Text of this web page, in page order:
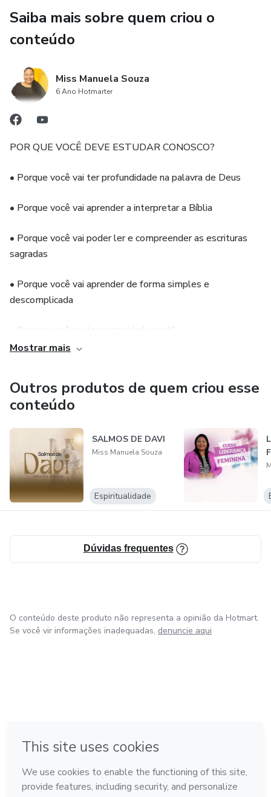
Saiba mais sobre quem criou o
conteúdo
Miss Manuela Souza
6 Ano Hotmarter
POR QUE VOCÊ DEVE ESTUDAR CONOSCO?
• Porque você vai ter profundidade na palavra de Deus
• Porque você vai aprender a interpretar a Bíblia
• Porque você vai poder ler e compreender as escrituras
sagradas
• Porque você vai aprender de forma simples e
descomplicada
• Porque você vai ter maturidade cristã
• Porque você vai pregar mensagens bíblicas e
impactantes
• Porque você vai aprender a elaborar sermões bíblicos
Não perca tempo e venha estudar conosco!
Mostrar mais
Outros produtos de quem criou esse
conteúdo
SALMOS DE DAVI
Miss Manuela Souza
Espiritualidade
Dúvidas frequentes
O conteúdo deste produto não representa a opinião da Hotmart.
Se você vir informações inadequadas, denuncie aqui
Feito com ❤ em Bogotá